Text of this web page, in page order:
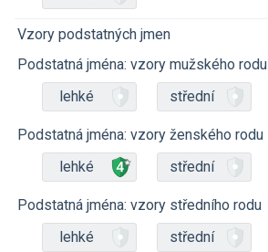
Vzory podstatných jmen
Podstatná jména: vzory mužského rodu
lehké
střední
Podstatná jména: vzory ženského rodu
lehké
střední
Podstatná jména: vzory středního rodu
lehké
střední